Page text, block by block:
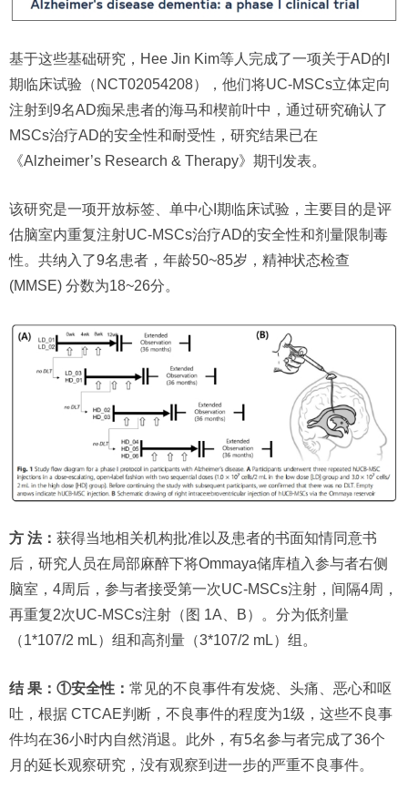
基于这些基础研究，Hee Jin Kim等人完成了一项关于AD的I
期临床试验（NCT02054208），他们将UC-MSCs立体定向
注射到9名AD痴呆患者的海马和楔前叶中，通过研究确认了
MSCs治疗AD的安全性和耐受性，研究结果已在
《Alzheimer’s Research & Therapy》期刊发表。
该研究是一项开放标签、单中心I期临床试验，主要目的是评
估脑室内重复注射UC-MSCs治疗AD的安全性和剂量限制毒
性。共纳入了9名患者，年龄50~85岁，精神状态检查
(MMSE) 分数为18~26分。
方 法： 获得当地相关机构批准以及患者的书面知情同意书
后，研究人员在局部麻醉下将Ommaya储库植入参与者右侧
脑室，4周后，参与者接受第一次UC-MSCs注射，间隔4周，
再重复2次UC-MSCs注射（图 1A、B）。分为低剂量
（1*107/2 mL）组和高剂量（3*107/2 mL）组。
结 果：①安全性： 常见的不良事件有发烧、头痛、恶心和呕
吐，根据 CTCAE判断，不良事件的程度为1级，这些不良事
件均在36小时内自然消退。此外，有5名参与者完成了36个
月的延长观察研究，没有观察到进一步的严重不良事件。